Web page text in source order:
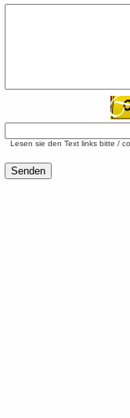
Lesen sie den Text links bitte /